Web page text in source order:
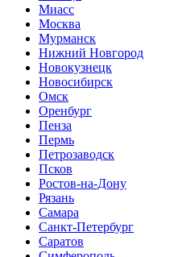
Миасс
Москва
Мурманск
Нижний Новгород
Новокузнецк
Новосибирск
Омск
Оренбург
Пенза
Пермь
Петрозаводск
Псков
Ростов-на-Дону
Рязань
Самара
Санкт-Петербург
Саратов